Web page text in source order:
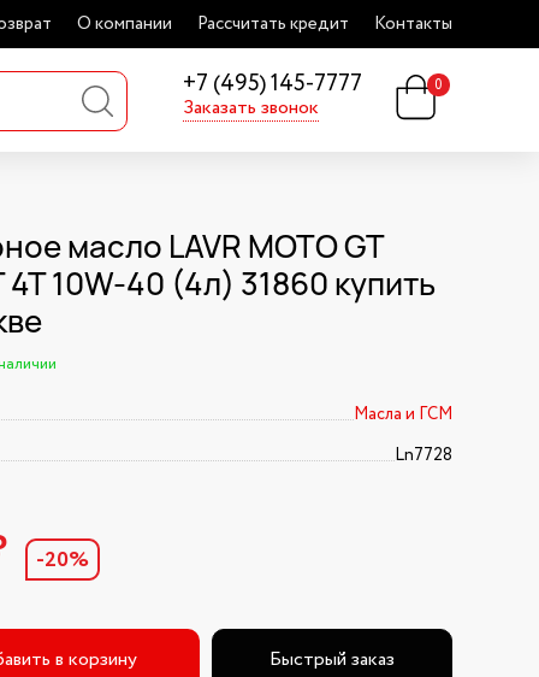
О компании Рассчитать кредит Контакты
+7 (495) 145-7777
Заказать звонок
0
масло LAVR MOTO GT
4T 10W-40 (4л) 31860 купить
Масла и ГСМ
Ln7728
-20%
в корзину Быстрый заказ